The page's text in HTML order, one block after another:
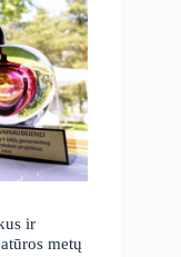
ir
metų